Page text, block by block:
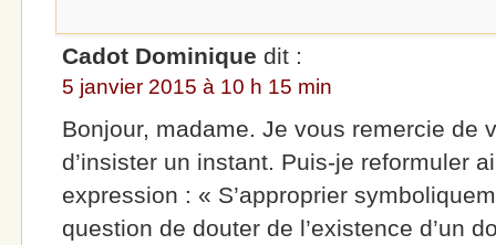
Cadot Dominique dit :
5 janvier 2015 à 10 h 15 min
Bonjour, madame. Je vous remercie de
d’insister un instant. Puis-je reformuler
expression : « S’approprier
question de douter de l’existence d’un